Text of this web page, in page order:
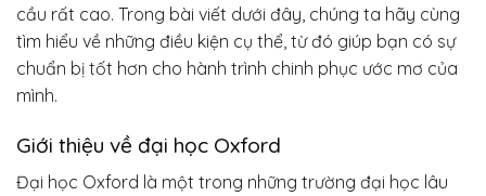
cầu rất cao. Trong bài viết dưới đây, chúng ta hãy cùng
tìm hiểu về những điều kiện cụ thể, từ đó giúp bạn có sự
chuẩn bị tốt hơn cho hành trình chinh phục ước mơ của
mình.
Giới thiệu về đại học Oxford
Đại học Oxford là một trong những trường đại học lâu